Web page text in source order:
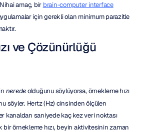
amaç, bir brain-computer interface
için gerekli olan minimum parazitle
ve Çözünürlüğü
nerede olduğunu söylüyorsa, örnekleme hızı
söyler. Hertz (Hz) cinsinden ölçülen
kanaldan saniyede kaç kez veri noktası
örnekleme hızı, beyin aktivitesinin zaman